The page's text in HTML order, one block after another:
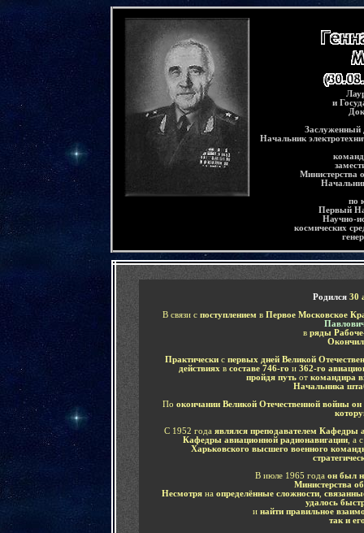
и
Заслуженный
Начальник
Министерства
по
Первый
Научно-
космических
Родился 30
В связи с поступлением в Первое Московское
в ряды
Практическис первых дней Великой
действиях всоставе 746-го и 362-го
пройдя путь от командира
Начальника
По окончании Великой Отечественной войны он
С 1952 года являлся преподавателем Кафедры
Кафедры авиационной радионавигации, а
Харьковского высшего военного
В июле 1965 года он был
Министерства
Несмотря на определённые сложности
удалось
и найти правильное
так и